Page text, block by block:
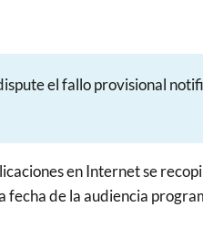
el fallo provisional
en Internet se
fecha de la audiencia